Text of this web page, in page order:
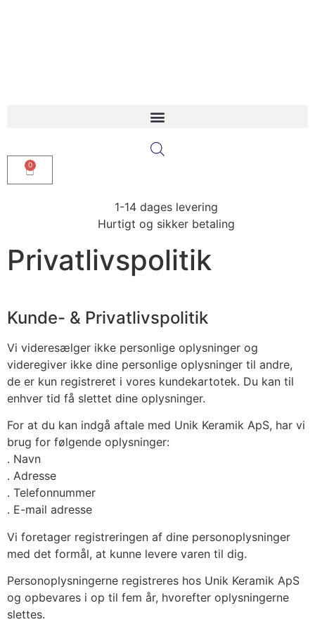
0
1-14 dages levering
Hurtigt og sikker betaling
Privatlivspolitik
Kunde- & Privatlivspolitik
Vi videresælger ikke personlige oplysninger og
videregiver ikke dine personlige oplysninger til andre,
de er kun registreret i vores kundekartotek. Du kan til
enhver tid få slettet dine oplysninger.
For at du kan indgå aftale med Unik Keramik ApS, har vi
brug for følgende oplysninger:
. Navn
. Adresse
. Telefonnummer
. E-mail adresse
Vi foretager registreringen af dine personoplysninger
med det formål, at kunne levere varen til dig.
Personoplysningerne registreres hos Unik Keramik ApS
og opbevares i op til fem år, hvorefter oplysningerne
slettes.